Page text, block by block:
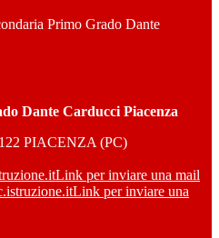
Primo Grado Dante
Dante Carducci Piacenza
PIACENZA (PC)
Link per inviare una mail
Link per inviare una